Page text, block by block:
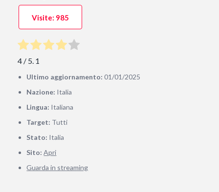
Visite: 985
4 / 5. 1
Ultimo aggiornamento: 01/01/2025
Nazione: Italia
Lingua: Italiana
Target: Tutti
Stato: Italia
Sito: Apri
Guarda in streaming